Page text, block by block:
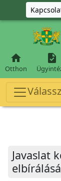
Ugrás a fő

Otthon

Javaslat